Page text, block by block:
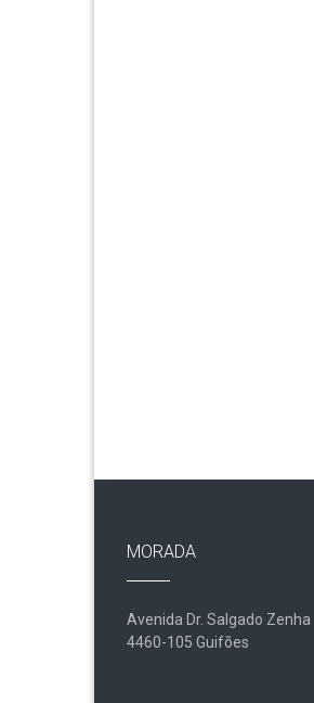
MORADA
Avenida Dr. Salgado Zenha
4460-105 Guifões